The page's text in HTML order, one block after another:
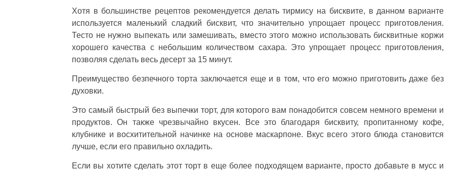
Хотя в большинстве рецептов рекомендуется делать тирмису на бисквите, в данном варианте
используется маленький сладкий бисквит, что значительно упрощает процесс приготовления.
Тесто не нужно выпекать или замешивать, вместо этого можно использовать бисквитные коржи
хорошего качества с небольшим количеством сахара. Это упрощает процесс приготовления,
позволяя сделать весь десерт за 15 минут.
Преимущество безпечного торта заключается еще и в том, что его можно приготовить даже без
духовки.
Это самый быстрый без выпечки торт, для которого вам понадобится совсем немного времени и
продуктов. Он также чрезвычайно вкусен. Все это благодаря бисквиту, пропитанному кофе,
клубнике и восхитительной начинке на основе маскарпоне. Вкус всего этого блюда становится
лучше, если его правильно охладить.
Если вы хотите сделать этот торт в еще более подходящем варианте, просто добавьте в мусс и